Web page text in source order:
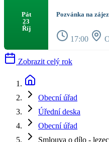
Pát
23
Říj
Pozvánka na
17:00
Zobrazit celý rok
Obecní úřad
Úřední deska
Obecní úřad
Smlouva o dílo -